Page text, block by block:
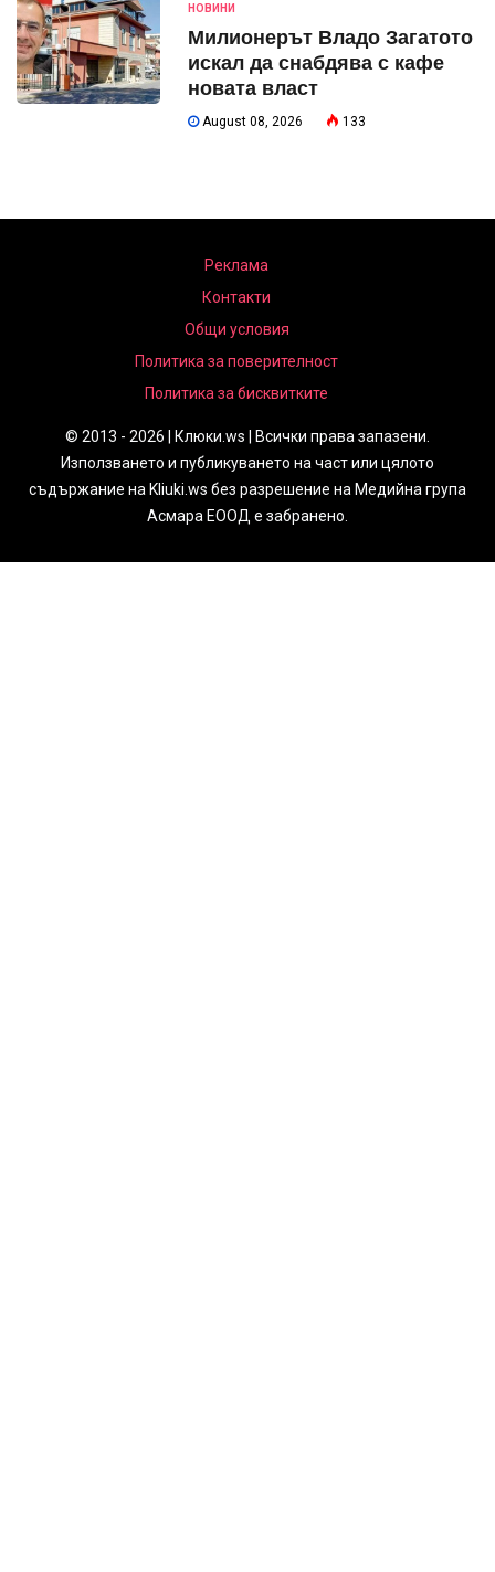
НОВИНИ
Милионерът Владо Загатото
искал да снабдява с кафе
новата власт
August 08, 2026 133
Реклама
Контакти
Общи условия
Политика за поверителност
Политика за бисквитките
© 2013 - 2026 | Клюки.ws | Всички права запазени.
Използването и публикуването на част или цялото
съдържание на Kliuki.ws без разрешение на Медийна група
Асмара ЕООД е забранено.